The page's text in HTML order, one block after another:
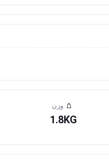
وزن
1.8KG